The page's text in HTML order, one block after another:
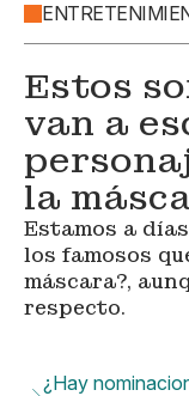
Estos
van a
la
Estamos a
los famosos
máscara?,
respecto.
¿Hay